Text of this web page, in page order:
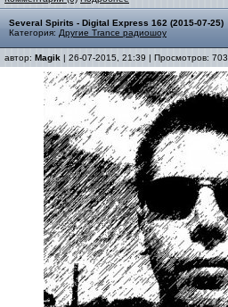
Several Spirits - Digital Express 162 (2015-07-25)
Категория: Другие Trance радиошоу
автор: Magik | 26-07-2015, 21:39 | Просмотров: 703